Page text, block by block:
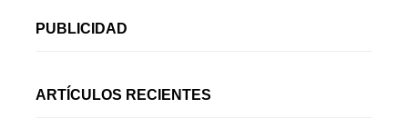
PUBLICIDAD
ARTÍCULOS RECIENTES